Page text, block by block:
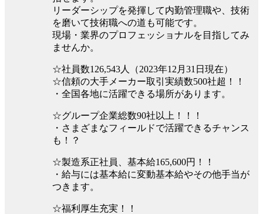
リーダーシップを発揮して内勤管理職や、技術
を磨いて技術職への道も可能です。
現場・業界のプロフェッショナルを目指してみ
ませんか。
☆社員数126,543人（2023年12月31日現在）
☆信頼の大手メーカー取引実績数500社超！！
・全国各地に活躍できる場所があります。
☆グループ企業総数90社以上！！！
・さまざまなフィールドで活躍できるチャンス
も！？
☆製造系正社員、基本給165,600円！！
・給与には基本給に変動基本給やその他手当が
つきます。
☆福利厚生充実！！